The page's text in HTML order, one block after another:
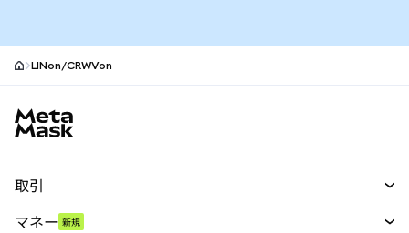
LINon/CRWVon
取引
マネー 新規